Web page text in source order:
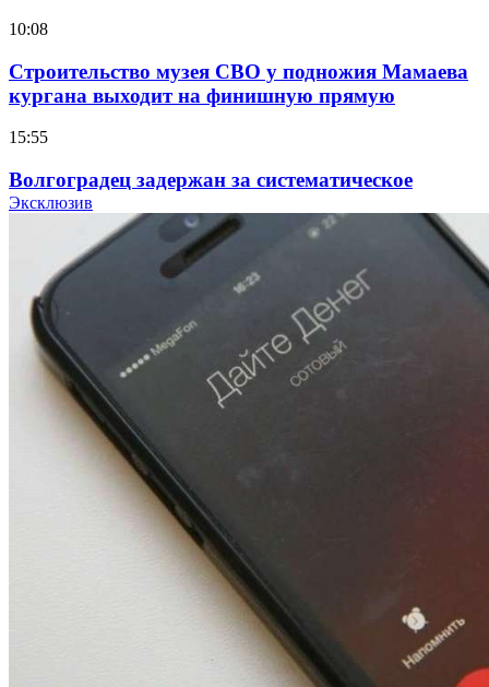
10:08
Строительство музея СВО у подножия Мамаева
кургана выходит на финишную прямую
15:55
Волгоградец задержан за систематическое
распространение фейков о ВС РФ
334 учреждения под контролем: в Волгограде
проверяют готовность школ и детсадов к
учебному году
13:47
Покушение на убийство в Волгограде: девушка
напала на незнакомую женщину с ножом
Сладкий праздник в Волгограде: в Центральном
парке прошёл фестиваль „Арбузный переполох“
Эксклюзив